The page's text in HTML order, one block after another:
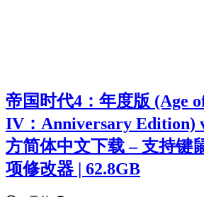
帝国时代4：年度版 (Age
IV：Anniversary Edition)
方简体中文下载 – 支持键
项修改器 | 62.8GB